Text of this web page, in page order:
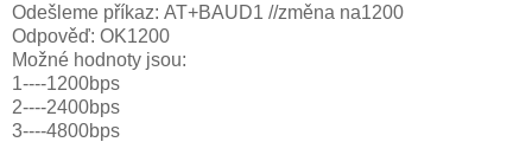
Odešleme příkaz: AT+BAUD1 //změna na1200
Odpověď: OK1200
Možné hodnoty jsou:
1----1200bps
2----2400bps
3----4800bps